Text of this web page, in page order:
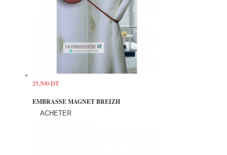
25,500 DT
EMBRASSE MAGNET BREIZH
ACHETER